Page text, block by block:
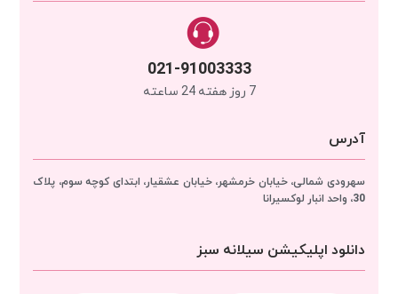
021-91003333
7 روز هفته 24 ساعته
آدرس
سهرودی شمالی، خیابان خرمشهر، خیابان عشقیار، ابتدای کوچه سوم، پلاک
30، واحد انبار
لوکسیرانا
دانلود اپلیکیشن سیلانه سبز